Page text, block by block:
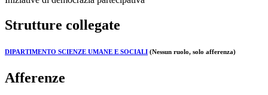
Strutture collegate
DIPARTIMENTO SCIENZE UMANE E SOCIALI (Nessun ruolo, solo afferenza)
Afferenze